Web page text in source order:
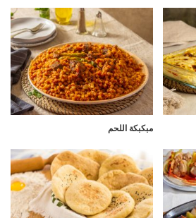
مبكبكة اللحم